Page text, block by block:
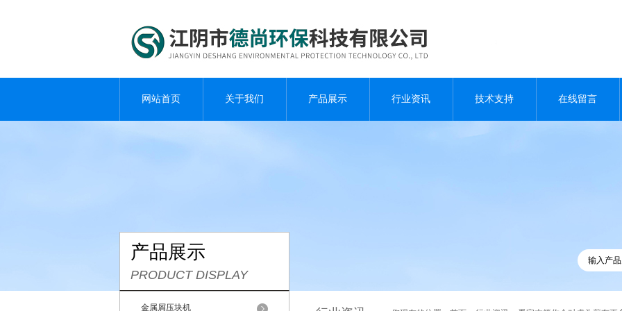
网站首页 关于我们 产品展示 行业资讯 技术支持 在线留言
产品展示
PRODUCT DISPLAY
金属屑压块机